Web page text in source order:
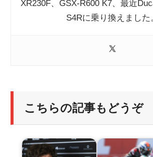
XR230F、GSX-R600 K7、最近
S4Rに乗り換えました
こちらの記事もどうぞ